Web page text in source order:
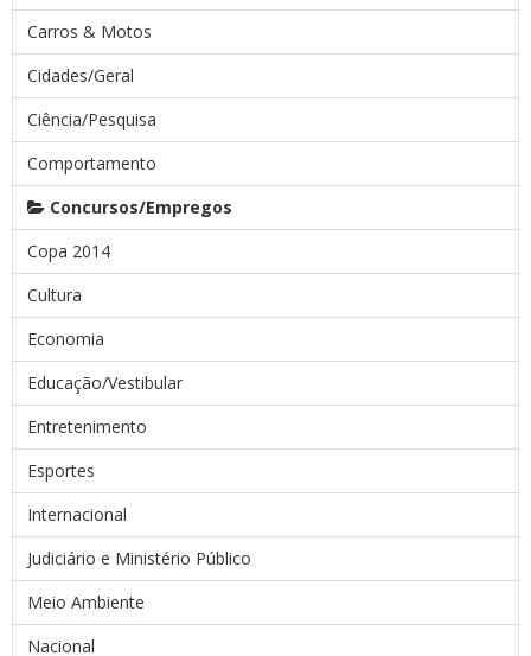
Carros & Motos
Cidades/Geral
Ciência/Pesquisa
Comportamento
Concursos/Empregos
Copa 2014
Cultura
Economia
Educação/Vestibular
Entretenimento
Esportes
Internacional
Judiciário e Ministério Público
Meio Ambiente
Nacional